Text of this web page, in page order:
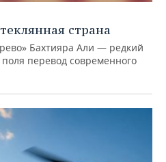
страна
Бахтияра Али — редкий
перевод современного